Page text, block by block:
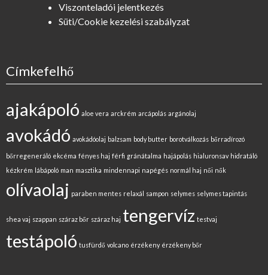
Viszonteladói jelentkezés
Süti/Cookie kezelési szabályzat
Címkefelhő
ajakápoló aloe vera arckrém arcápolás argánolaj
avokádó avokádóolaj balzsam body butter borotválkozás bőrradírozó
bőrregeneráló ekcéma fényes haj férfi gránátalma hajápolás hialuronsav hidratáló
kézkrém lábápoló man masztika mindennapi napégés normál haj női nők
olívaolaj paraben mentes relaxál sampon selymes selymes tapintás
shea vaj szappan száraz bőr száraz haj tengervíz testvaj
testápoló tusfürdő volcano érzékeny érzékeny bőr